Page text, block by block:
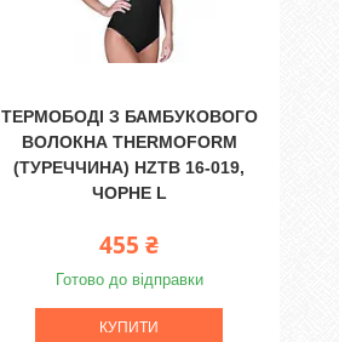
ТЕРМОБОДІ З БАМБУКОВОГО
ВОЛОКНА THERMOFORM
(ТУРЕЧЧИНА) HZTB 16-019,
ЧОРНЕ L
455 ₴
Готово до відправки
КУПИТИ